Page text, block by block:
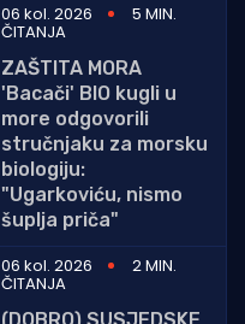
06 kol. 2026
5 MIN.
ČITANJA
ZAŠTITA MORA
'Bacači' BIO kugli u
more odgovorili
stručnjaku za morsku
biologiju:
"Ugarkoviću, nismo
šuplja priča"
06 kol. 2026
2 MIN.
ČITANJA
(DOBRO) SUSJEDSKE